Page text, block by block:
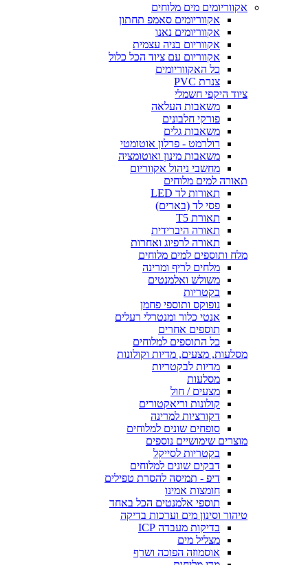
אקווריומים מים מלוחים
אקווריומים סאמפ תחתון
אקווריומים נאנו
אקווריום בניה עצמית
אקווריום עם ציוד הכל כלול
כל האקווריומים
צנרת PVC
ציוד היקפי חשמלי
משאבות העלאה
פורקי חלבונים
משאבות גלים
רולרמט - פרלון אוטומטי
משאבות מינון ואוטומציה
מחשבי ניהול אקווריום
תאורה למים מלוחים
תאורות לד LED
פסי לד (בארים)
תאורת T5
תאורה היברידית
תאורה לרפיוג ואחרות
מלח ותוספים למים מלוחים
מלחים לריף ומרינה
משולש ואלמנטים
בקטריות
נופוקס ותוספי פחמן
אנטי כלור ומנטרלי רעלים
תוספים אחרים
כל התוספים למלוחים
מסלעות, מצעים, מדיות וקולונות
מדיות לבקטריות
מסלעות
מצעים / חול
קולונות וריאקטורים
דקורציות למרינה
סופחים שונים למלוחים
מוצרים שימושיים נוספים
בקטריות לסייקל
דבקים שונים למלוחים
דיפ - תמיסה להסרת טפילים
חומצות אמינו
תוספי אלמנטים הכל באחד
טיהור וסינון מים וערכות בדיקה
בדיקות מעבדה ICP
מצליל מים
אוסמוזה הפוכה ושרף